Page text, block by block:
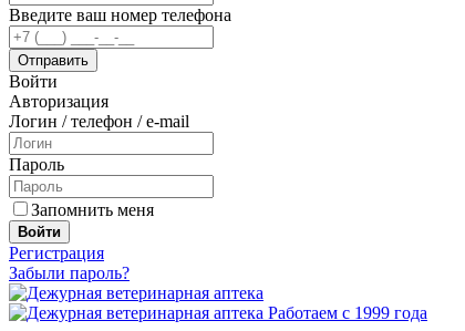
Введите ваш номер телефона
Войти
Авторизация
Логин / телефон / e-mail
Пароль
Запомнить меня
Войти
Регистрация
Забыли пароль?
Работаем с 1999 года